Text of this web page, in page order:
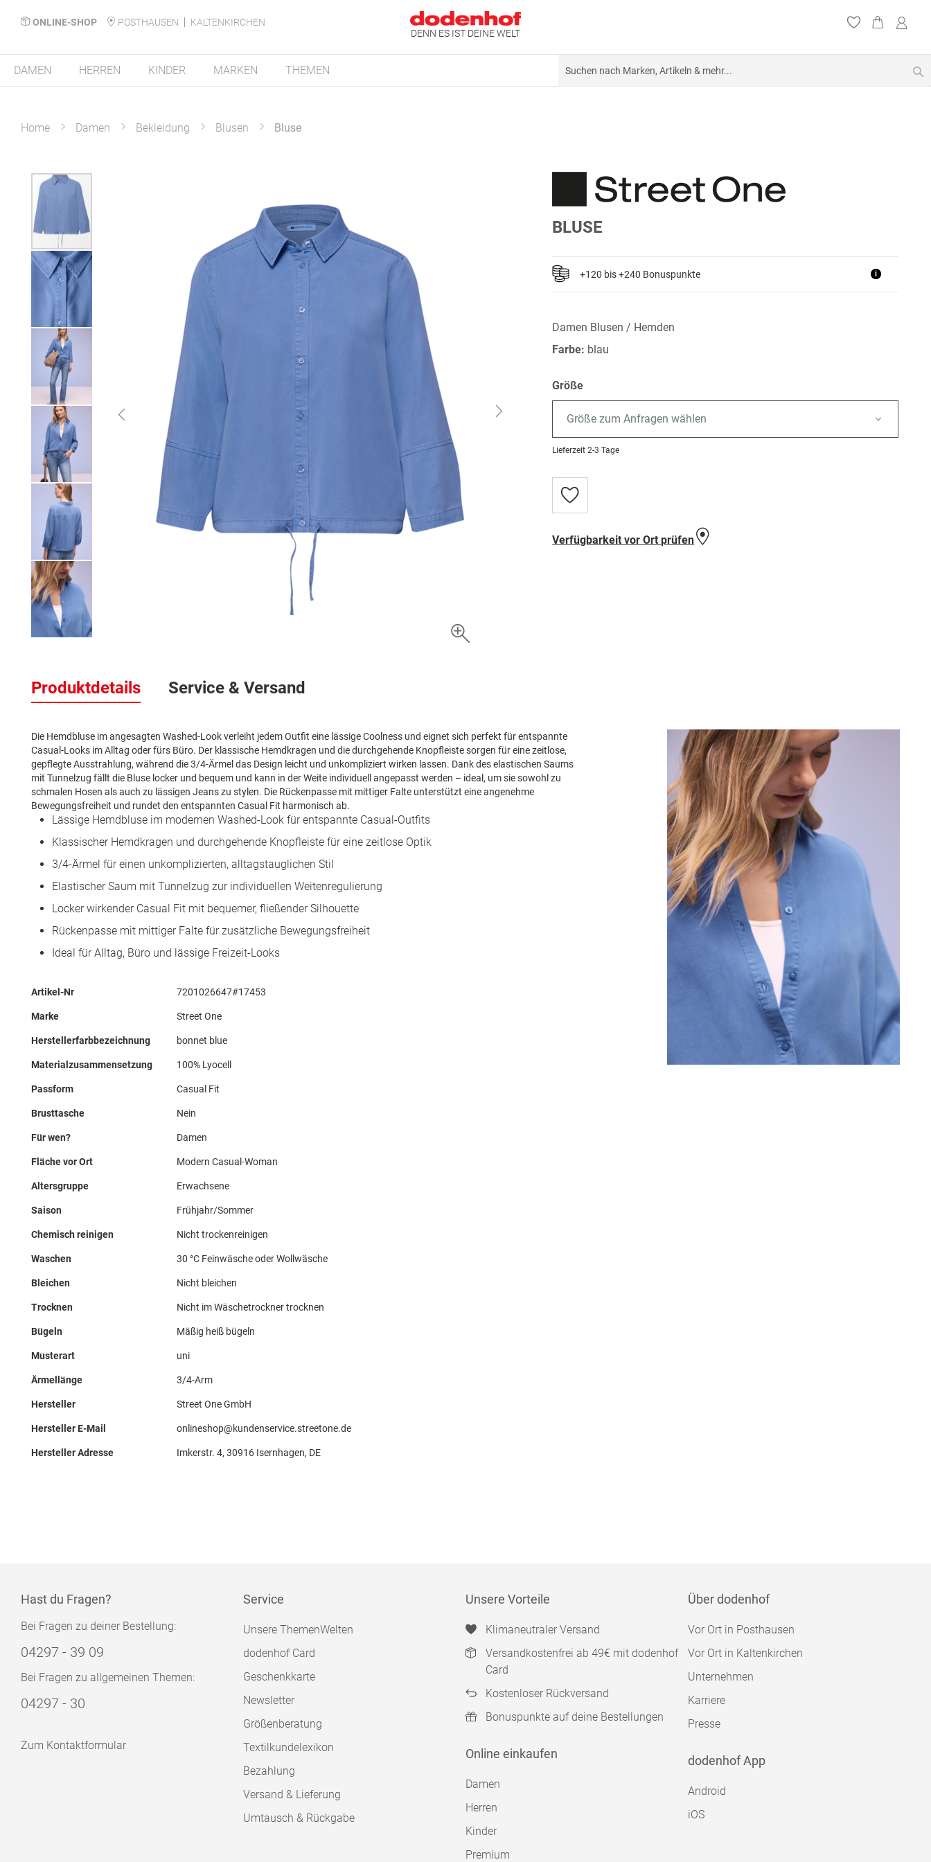
ONLINE-SHOP POSTHAUSEN
KALTENKIRCHEN
DENN ES IST DEINE WELT
DAMEN HERREN KINDER MARKEN THEMEN
Home Damen Bekleidung Blusen Bluse
Zum
Ende
der
Bildergalerie
springen
der
Bildergalerie
BLUSE
+120 bis +240 Bonuspunkte i
Damen Blusen / Hemden
Farbe: blau
Größe
Größe zum Anfragen wählen
Lieferzeit 2-3 Tage
Zur
Wunschliste
Verfügbarkeit vor Ort prüfen
Produktdetails
Die Hemdbluse im angesagten Washed-Look verleiht jedem Outfit eine lässige Coolness und eignet sich perfekt für entspannte
Casual-Looks im Alltag oder fürs Büro. Der klassische Hemdkragen und die durchgehende Knopfleiste sorgen für eine zeitlose,
gepflegte Ausstrahlung, während die 3/4-Ärmel das Design leicht und unkompliziert wirken lassen. Dank des elastischen Saums
mit Tunnelzug fällt die Bluse locker und bequem und kann in der Weite individuell angepasst werden – ideal, um sie sowohl zu
schmalen Hosen als auch zu lässigen Jeans zu stylen. Die Rückenpasse mit mittiger Falte unterstützt eine angenehme
Bewegungsfreiheit und rundet den entspannten Casual Fit harmonisch ab.
Lässige Hemdbluse im modernen Washed-Look für entspannte Casual-Outfits
Klassischer Hemdkragen und durchgehende Knopfleiste für eine zeitlose Optik
3/4-Ärmel für einen unkomplizierten, alltagstauglichen Stil
Elastischer Saum mit Tunnelzug zur individuellen Weitenregulierung
Locker wirkender Casual Fit mit bequemer, fließender Silhouette
Rückenpasse mit mittiger Falte für zusätzliche Bewegungsfreiheit
Ideal für Alltag, Büro und lässige Freizeit-Looks
Mehr
Artikel-Nr 7201026647#17453
Marke Street One
Herstellerfarbbezeichnung bonnet blue
Materialzusammensetzung 100% Lyocell
Passform Casual Fit
Brusttasche Nein
Für wen? Damen
Fläche vor Ort Modern Casual-Woman
Altersgruppe Erwachsene
Saison Frühjahr/Sommer
Chemisch reinigen Nicht trockenreinigen
Waschen 30 °C Feinwäsche oder Wollwäsche
Bleichen Nicht bleichen
Trocknen Nicht im Wäschetrockner trocknen
Bügeln Mäßig heiß bügeln
Musterart uni
Ärmellänge 3/4-Arm
Hersteller Street One GmbH
Hersteller E-Mail onlineshop@kundenservice.streetone.de
Hersteller Adresse Imkerstr. 4, 30916 Isernhagen, DE
Service & Versand
Hast du Fragen?
Bei Fragen zu deiner Bestellung:
04297 - 39 09
Bei Fragen zu allgemeinen Themen:
04297 - 30
Zum Kontaktformular
Service
Unsere ThemenWelten
dodenhof Card
Geschenkkarte
Newsletter
Größenberatung
Textilkundelexikon
Bezahlung
Versand & Lieferung
Umtausch & Rückgabe
Unsere Vorteile
Klimaneutraler Versand
Versandkostenfrei ab 49€ mit dodenhof
Card
Kostenloser Rückversand
Bonuspunkte auf deine Bestellungen
Online einkaufen
Damen
Herren
Kinder
Premium
Über dodenhof
Vor Ort in Posthausen
Vor Ort in Kaltenkirchen
Unternehmen
Karriere
Presse
dodenhof App
Android
iOS